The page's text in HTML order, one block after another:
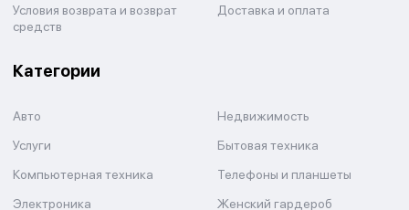
Условия возврата и возврат
средств
Доставка и оплата
Категории
Авто
Недвижимость
Услуги
Бытовая техника
Компьютерная техника
Телефоны и планшеты
Электроника
Женский гардероб